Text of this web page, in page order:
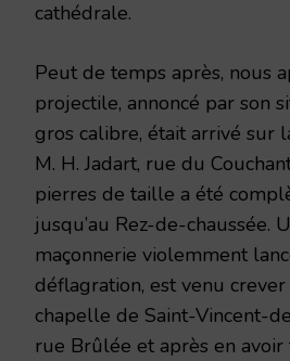
cathédrale.
Peut de temps après, nous
projectile, annoncé par son
gros calibre, était arrivé sur
M. H. Jadart, rue du
pierres de taille a été
jusqu’au Rez-de-chaussée.
maçonnerie violemment
déflagration, est venu
chapelle de Saint-Vincent-
rue Brûlée et après en